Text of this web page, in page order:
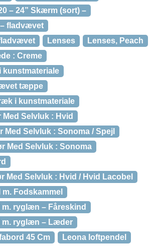
– 24” Skærm (sort) –
fladvævet
Lenses
Lenses, Peach
: Creme
kunstmateriale
tæppe
i kunstmateriale
Med Selvluk : Hvid
Med Selvluk : Sonoma / Spejl
Med Selvluk : Sonoma
Med Selvluk : Hvid / Hvid Lacobel
Fodskammel
m. ryglæn – Fåreskind
m. ryglæn – Læder
45 Cm
Leona loftpendel